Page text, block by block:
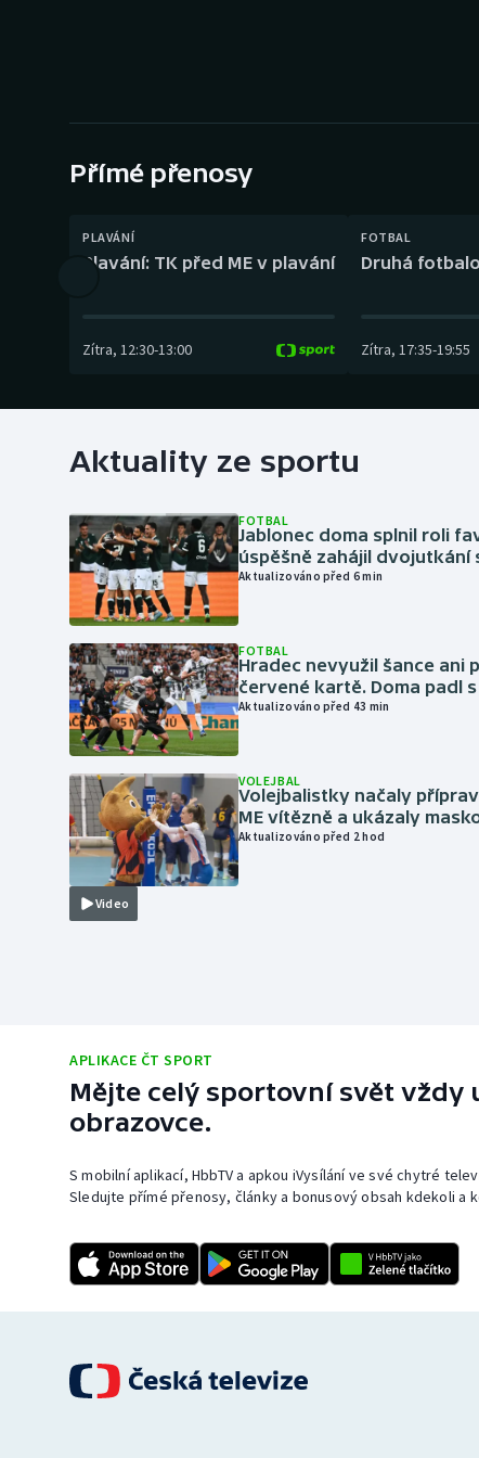
Gymnastika
Přímé přenosy
PLAVÁNÍ
Plavání: TK před ME v plavání
Zítra, 12:30-13:00
FOTBAL
Druhá
Zítra, 17:35-19:55
Aktuality ze sportu
FOTBAL
Jablonec doma splnil roli
úspěšně zahájil dvojutkání
Aktualizováno před 6 min
FOTBAL
Hradec nevyužil šance ani
červené kartě. Doma padl
Aktualizováno před 43 min
Video
VOLEJBAL
Volejbalistky načaly
ME vítězně a ukázaly
Aktualizováno před 2 hod
APLIKACE ČT SPORT
Mějte celý sportovní svět vždy
obrazovce.
S mobilní aplikací, HbbTV a apkou iVysílání ve své chytré
Sledujte přímé přenosy, články a bonusový obsah kdekoli a